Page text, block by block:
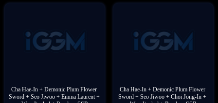
Cha Hae-In + Demonic Plum Flower
Sword + Seo Jiwoo + Emma Laurent +
Cha Hae-In + Demonic Plum Flower
Sword + Seo Jiwoo + Choi Jong-In +